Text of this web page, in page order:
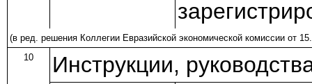
(в ред. решенияКоллегии Евразийской экономической комиссии от
10
Инструкции,